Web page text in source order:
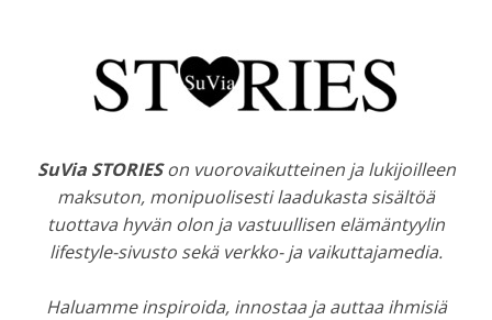
SuVia STORIESon vuorovaikutteinen ja lukijoilleen
maksuton, monipuolisesti laadukasta sisältöä
tuottava hyvän olon ja vastuullisen elämäntyylin
lifestyle-sivusto sekä verkko- ja vaikuttajamedia.
Haluamme inspiroida, innostaa ja auttaa ihmisiä